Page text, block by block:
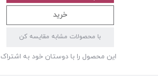
خرید
با محصولات مشابه مقایسه کن
این محصول را با دوستان خود به اشتراک